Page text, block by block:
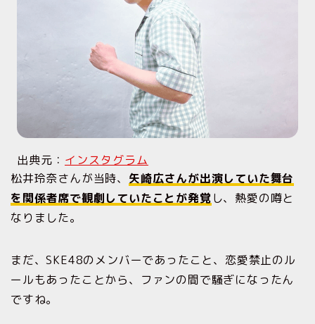
出典元： インスタグラム
松井玲奈さんが当時、 矢崎広さんが出演していた舞台
を関係者席で観劇していたことが発覚し、熱愛の噂と
なりました。
まだ、SKE48のメンバーであったこと、恋愛禁止のル
ールもあったことから、ファンの間で騒ぎになったん
ですね。